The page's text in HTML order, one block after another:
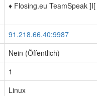
♦️ Flosing.eu TeamSpeak
91.218.66.40:9987
Nein (Öffentlich)
1
Linux